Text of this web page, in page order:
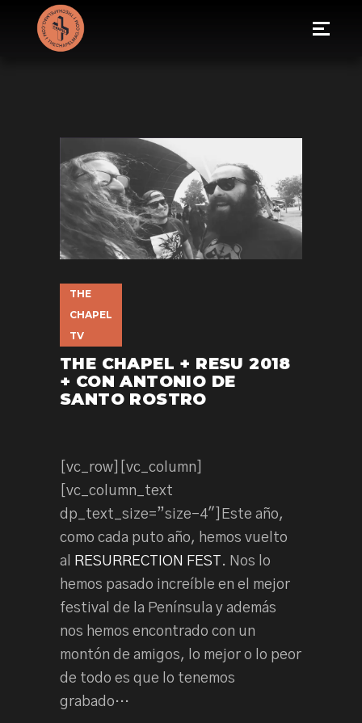
THE
CHAPEL
TV
THE CHAPEL + RESU 2018
+ CON ANTONIO DE
SANTO ROSTRO
[vc_row][vc_column]
[vc_column_text
dp_text_size=”size-4″]Este año,
como cada puto año, hemos vuelto
al
RESURRECTION FEST
. Nos lo
hemos pasado increíble en el mejor
festival de la Península y además
nos hemos encontrado con un
montón de amigos, lo mejor o lo peor
de todo es que lo tenemos
grabado…